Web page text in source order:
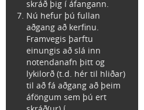
skráð þig í áfangann.
Nú hefur þú fullan
aðgang að kerfinu.
Framvegis þarftu
einungis að slá inn
notendanafn þitt og
lykilorð (t.d. hér til hliðar)
til að fá aðgang að þeim
áföngum sem þú ert